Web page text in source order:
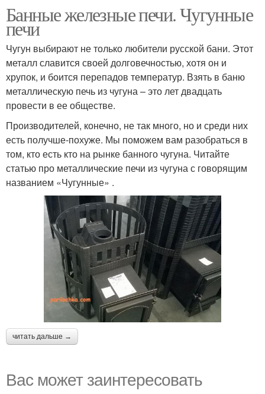
Банные железные печи. Чугунные
печи
Чугун выбирают не только любители русской бани. Этот
металл славится своей долговечностью, хотя он и
хрупок, и боится перепадов температур. Взять в баню
металлическую печь из чугуна – это лет двадцать
провести в ее обществе.
Производителей, конечно, не так много, но и среди них
есть получше-похуже. Мы поможем вам разобраться в
том, кто есть кто на рынке банного чугуна. Читайте
статью про металлические печи из чугуна с говорящим
названием «Чугунные» .
читать дальше →
Вас может заинтересовать